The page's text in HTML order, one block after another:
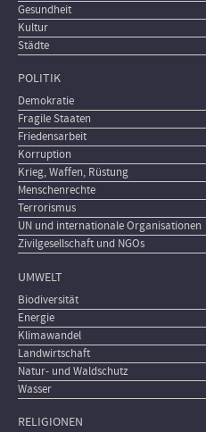
Gesundheit
Kultur
Städte
POLITIK
Demokratie
Fragile Staaten
Friedensarbeit
Korruption
Krieg, Waffen, Rüstung
Menschenrechte
Terrorismus
UN und internationale Organisationen
Zivilgesellschaft und NGOs
UMWELT
Biodiversität
Energie
Klimawandel
Landwirtschaft
Natur- und Waldschutz
Wasser
RELIGIONEN